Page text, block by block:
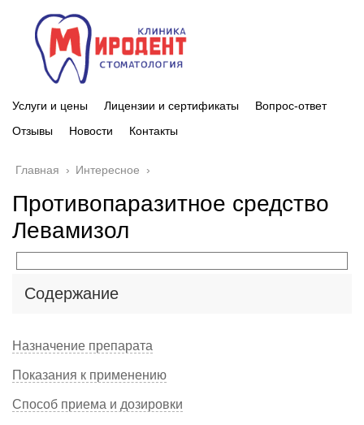
Услуги и цены Лицензии и сертификаты
Вопрос-ответ
Отзывы
Новости Контакты
Главная › Интересное ›
Противопаразитное средство
Левамизол
Содержание
Назначение препарата
Показания к применению
Способ приема и дозировки